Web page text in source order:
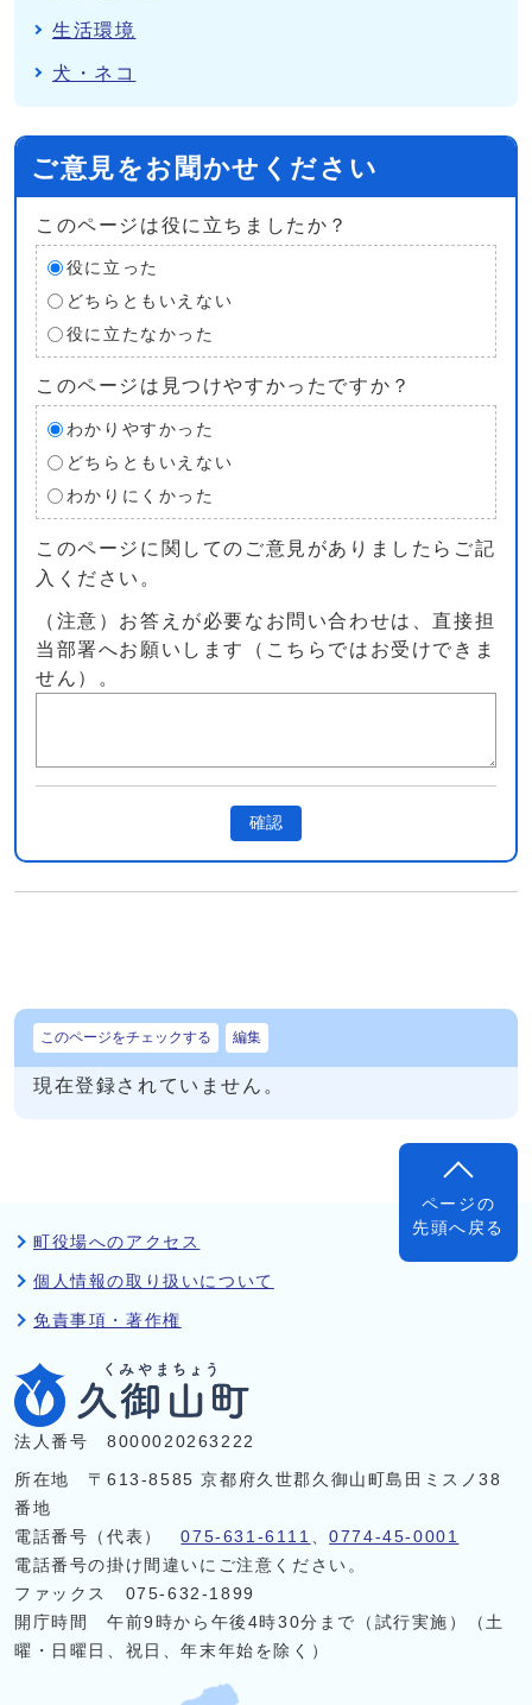
生活環境
犬・ネコ
ご意見をお聞かせください
このページは役に立ちましたか？
役に立った
どちらともいえない
役に立たなかった
このページは見つけやすかったですか？
わかりやすかった
どちらともいえない
わかりにくかった
このページに関してのご意見がありましたらご記
入ください。
（注意）お答えが必要なお問い合わせは、直接担
当部署へお願いします（こちらではお受けできま
せん）。
確認
このページをチェックする 編集
現在登録されていません。
ページの
先頭へ戻る
町役場へのアクセス
個人情報の取り扱いについて
免責事項・著作権
法人番号 8000020263222
所在地 〒613-8585 京都府久世郡久御山町島田ミスノ38
番地
電話番号（代表）075-631-6111 、0774-45-0001
電話番号の掛け間違いにご注意ください。
ファックス 075-632-1899
開庁時間 午前9時から午後4時30分まで（試行実施）（土
曜・日曜日、祝日、年末年始を除く）